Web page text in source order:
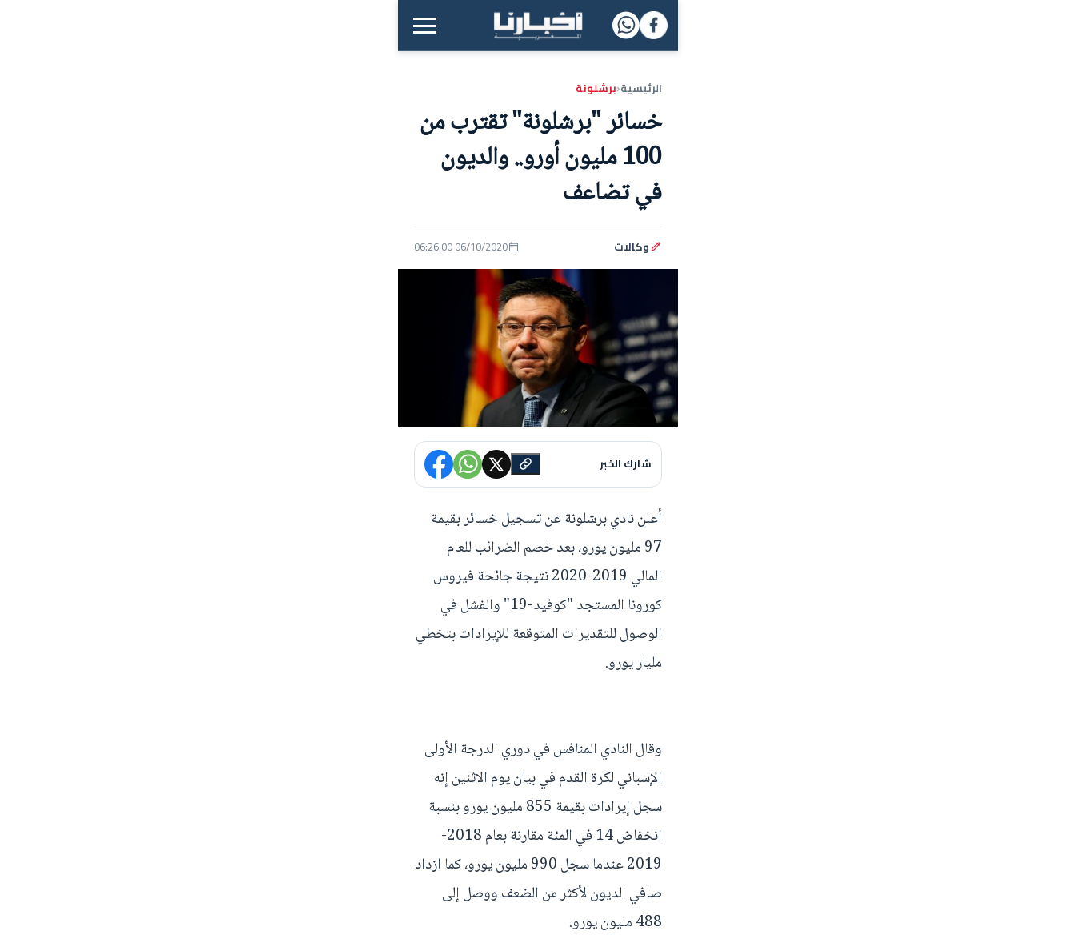
القائمة الرئيسية
الرئيسية‹برشلونة
خسائر "برشلونة" تقترب من
100 مليون أورو.. والديون
في تضاعف
وكالات 06/10/2020 06:26:00
شارك الخبر
أعلن نادي برشلونة عن تسجيل خسائر بقيمة
97 مليون يورو، بعد خصم الضرائب للعام
المالي 2019-2020 نتيجة جائحة فيروس
كورونا المستجد "كوفيد-19" والفشل في
الوصول للتقديرات المتوقعة للإيرادات بتخطي
مليار يورو.
وقال النادي المنافس في دوري الدرجة الأولى
الإسباني لكرة القدم في بيان يوم الاثنين إنه
سجل إيرادات بقيمة 855 مليون يورو بنسبة
انخفاض 14 في المئة مقارنة بعام 2018-
2019 عندما سجل 990 مليون يورو، كما ازداد
صافي الديون لأكثر من الضعف ووصل إلى
488 مليون يورو.